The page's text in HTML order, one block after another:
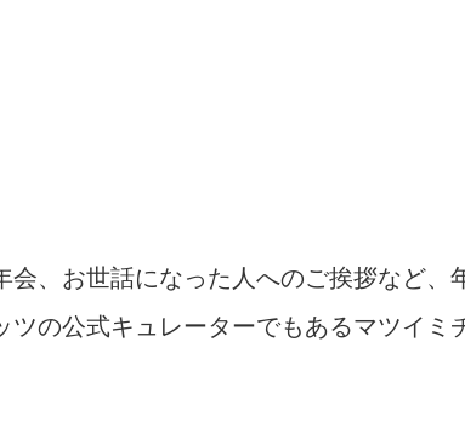
、お世話になった人へのご挨拶など
の公式キュレーターでもあるマツイ